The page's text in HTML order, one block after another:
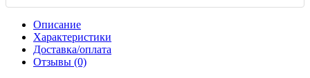
Описание
Характеристики
Доставка/оплата
Отзывы (0)